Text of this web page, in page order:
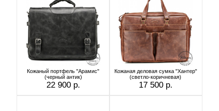
Кожаный портфель "Арамис"
(черный антик)
22 900 р.
Кожаная деловая сумка "Хантер"
(светло-коричневая)
17 500 р.